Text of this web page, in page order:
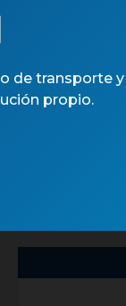
de transporte y
propio.